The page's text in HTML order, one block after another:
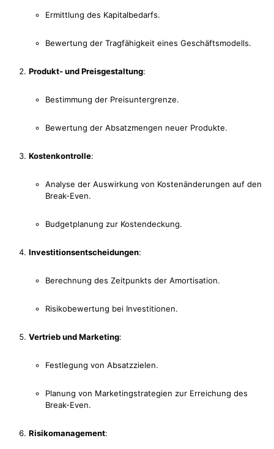
Ermittlung des Kapitalbedarfs.
Bewertung der Tragfähigkeit eines Geschäftsmodells.
Produkt- und Preisgestaltung:
Bestimmung der Preisuntergrenze.
Bewertung der Absatzmengen neuer Produkte.
Kostenkontrolle:
Analyse der Auswirkung von Kostenänderungen auf den
Break-Even.
Budgetplanung zur Kostendeckung.
Investitionsentscheidungen:
Berechnung des Zeitpunkts der Amortisation.
Risikobewertung bei Investitionen.
Vertrieb und Marketing:
Festlegung von Absatzzielen.
Planung von Marketingstrategien zur Erreichung des
Break-Even.
Risikomanagement: